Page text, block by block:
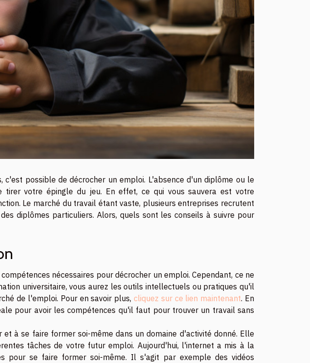
c'est possible de décrocher un emploi. L'absence d'un diplôme ou le
tirer votre épingle du jeu. En effet, ce qui vous sauvera est votre
Le marché du travail étant vaste, plusieurs entreprises recrutent
diplômes particuliers. Alors, quels sont les conseils à suivre pour
nécessaires pour décrocher un emploi. Cependant, ce ne
universitaire, vous aurez les outils intellectuels ou pratiques qu'il
de l'emploi. Pour en savoir plus, cliquez sur ce lien maintenant. En
pour avoir les compétences qu'il faut pour trouver un travail sans
à se faire former soi-même dans un domaine d'activité donné. Elle
tâches de votre futur emploi. Aujourd'hui, l'internet a mis à la
pour se faire former soi-même. Il s'agit par exemple des vidéos